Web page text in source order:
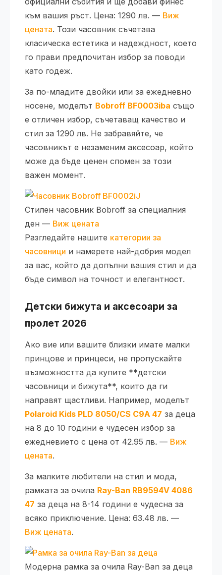
към вашия ръст. Цена: 1290 лв. — Виж
цената. Този часовник съчетава
класическа естетика и надеждност, което
го прави предпочитан избор за поводи
като годеж.
За по-младите двойки или за ежедневно
носене, моделът Bobroff BF0003iba също
е отличен избор, съчетаващ качество и
стил за 1290 лв. Не забравяйте, че
часовникът е незаменим аксесоар, който
може да бъде ценен спомен за този
важен момент.
Стилен часовник Bobroff за специалния
ден — Виж цената
Разгледайте нашите категории за
часовници и намерете най-добрия модел
за вас, който да допълни вашия стил и да
бъде символ на точност и елегантност.
Детски бижута и аксесоари за
пролет 2026
Ако вие или вашите близки имате малки
принцове и принцеси, не пропускайте
възможността да купите **детски
часовници и бижута**, които да ги
направят щастливи. Например, моделът
Polaroid Kids PLD 8050/CS C9A 47 за деца
на 8 до 10 години е чудесен избор за
ежедневието с цена от 42.95 лв. — Виж
цената.
За малките любители на стил и мода,
рамката за очила Ray-Ban RB9594V 4086
47 за деца на 8-14 години е чудесна за
всяко приключение. Цена: 63.48 лв. —
Виж цената.
Модерна рамка за очила Ray-Ban за деца